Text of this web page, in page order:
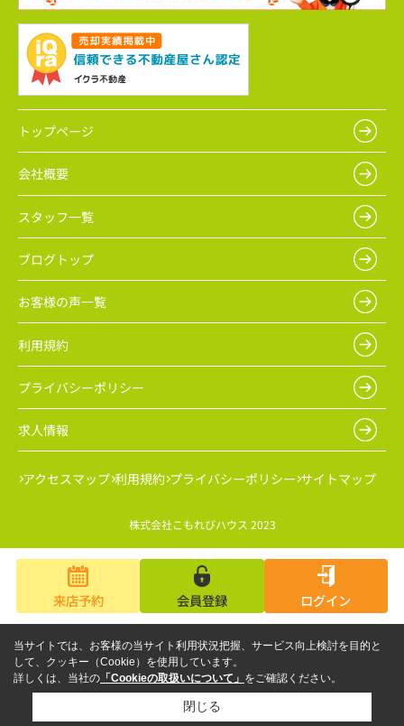
トップページ
会社概要
スタッフ一覧
ブログトップ
お客様の声一覧
利用規約
プライバシーポリシー
求人情報
アクセスマップ 利用規約 プライバシーポリシー サイトマップ
株式会社こもれびハウス 2023
来店予約 会員登録 ログイン
当サイトでは、お客様の当サイト利用状況把握、サービス向上検討を目的と
して、クッキー（Cookie）を使用しています。
詳しくは、当社の 「Cookieの取扱いについて」 をご確認ください。
閉じる